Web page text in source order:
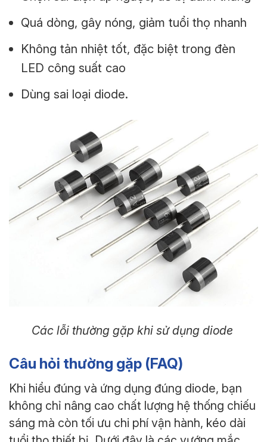
Quá dòng, gây nóng, giảm tuổi thọ nhanh
Không tản nhiệt tốt, đặc biệt trong đèn
LED công suất cao
Dùng sai loại diode.
Các lỗi thường gặp khi sử dụng diode
Câu hỏi thường gặp (FAQ)
Khi hiểu đúng và ứng dụng đúng diode, bạn
không chỉ nâng cao chất lượng hệ thống chiếu
sáng mà còn tối ưu chi phí vận hành, kéo dài